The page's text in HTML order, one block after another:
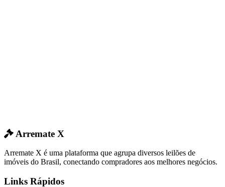
Arremate X
Arremate X é uma plataforma que agrupa diversos leilões de
imóveis do Brasil, conectando compradores aos melhores negócios.
Links Rápidos